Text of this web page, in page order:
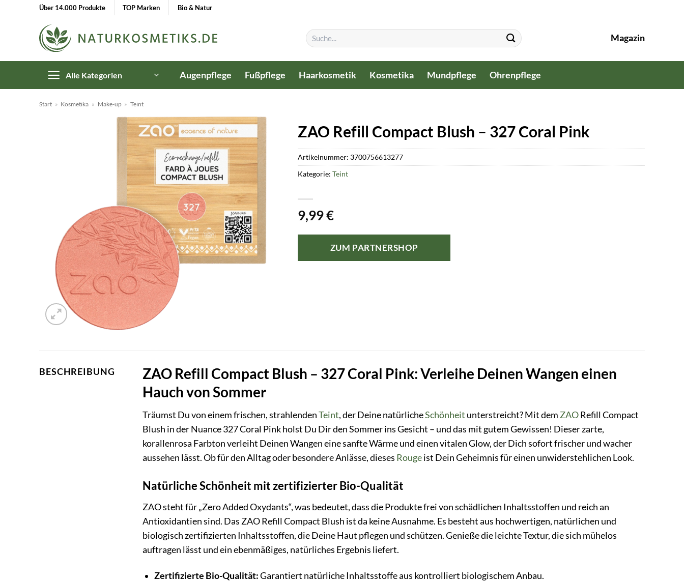
Über 14.000 Produkte TOP Marken Bio & Natur
Suchen
nach:
Magazin
Alle Kategorien Augenpflege Fußpflege Haarkosmetik Kosmetika Mundpflege Ohrenpflege
Start » Kosmetika » Make-up » Teint
ZAO Refill Compact Blush – 327 Coral Pink
9,99€
ZUM PARTNERSHOP
Artikelnummer: 3700756613277
Kategorie:Teint
BESCHREIBUNG
ZAO Refill Compact Blush – 327 Coral Pink: Verleihe Deinen Wangen einen
Hauch von Sommer
Träumst Du von einem frischen, strahlendenTeint, der Deine natürlicheSchönheit unterstreicht? Mit demZAORefill Compact
Blush in der Nuance 327 Coral Pink holst Du Dir den Sommer ins Gesicht – und das mit gutem Gewissen! Dieser zarte,
korallenrosa Farbton verleiht Deinen Wangen eine sanfte Wärme und einen vitalen Glow, der Dich sofort frischer und wacher
aussehen lässt. Ob für den Alltag oder besondere Anlässe, dieses Rougeist Dein Geheimnis für einen unwiderstehlichen Look.
Natürliche Schönheit mit zertifizierter Bio-Qualität
ZAO steht für „Zero Added Oxydants“, was bedeutet, dass die Produkte frei von schädlichen Inhaltsstoffen und reich an
Antioxidantien sind. Das ZAO Refill Compact Blush ist da keine Ausnahme. Es besteht aus hochwertigen, natürlichen und
biologisch zertifizierten Inhaltsstoffen, die Deine Haut pflegen und schützen. Genieße die leichte Textur, die sich mühelos
auftragen lässt und ein ebenmäßiges, natürliches Ergebnis liefert.
Zertifizierte Bio-Qualität:Garantiert natürliche Inhaltsstoffe aus kontrolliert biologischem Anbau.